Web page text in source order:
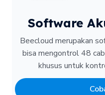
Software
Beecloud merupakan
bisa mengontrol 48
khusus untuk